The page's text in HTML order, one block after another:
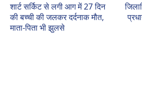
शार्ट सर्किट से लगी आग में 27 दिन
की बच्ची की जलकर दर्दनाक मौत,
माता-पिता भी झुलसे